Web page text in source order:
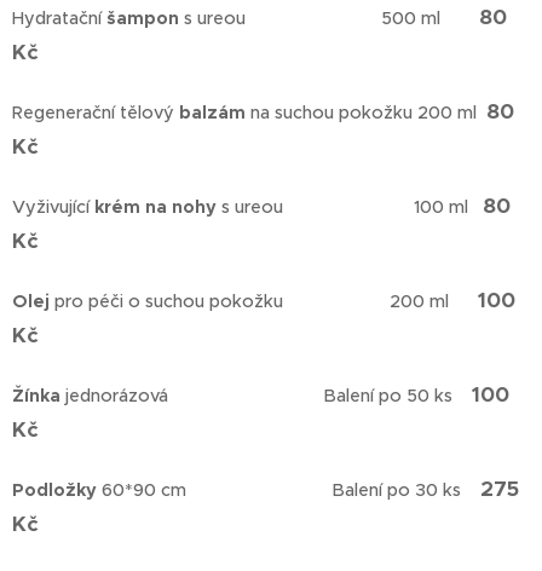
Hydratační šampon s ureou 500 ml 80
Kč
Regenerační tělový balzám na suchou pokožku 200 ml 80
Kč
Vyživující krém na nohy s ureou 100 ml 80
Kč
Olej pro péči o suchou pokožku 200 ml 100
Kč
Žínka jednorázová Balení po 50 ks 100
Kč
Podložky 60*90 cm Balení po 30 ks 275
Kč